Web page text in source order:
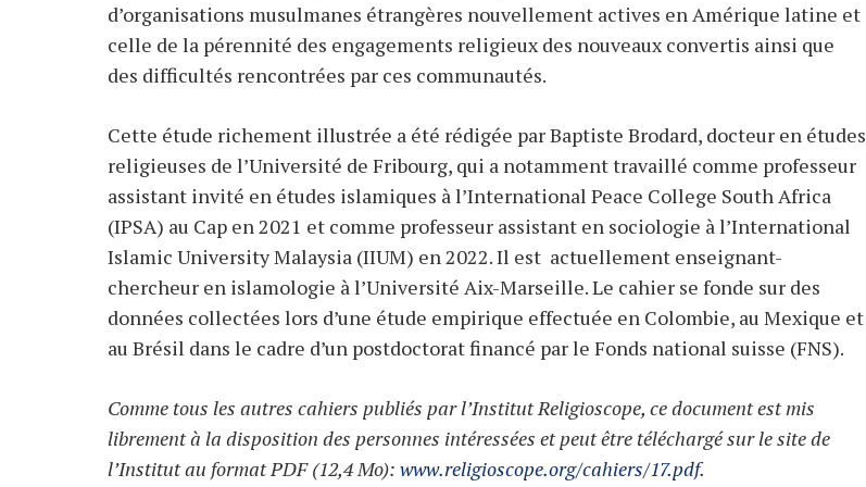
d’organisations musulmanes étrangères nouvellement actives en Amérique latine et
celle de la pérennité des engagements religieux des nouveaux convertis ainsi que
des difficultés rencontrées par ces communautés.
Cette étude richement illustrée a été rédigée par Baptiste Brodard, docteur en études
religieuses de l’Université de Fribourg, qui a notamment travaillé comme professeur
assistant invité en études islamiques à l’International Peace College South Africa
(IPSA) au Cap en 2021 et comme professeur assistant en sociologie à l’International
Islamic University Malaysia (IIUM) en 2022. Il est actuellement enseignant-
chercheur en islamologie à l’Université Aix-Marseille. Le cahier se fonde sur des
données collectées lors d’une étude empirique effectuée en Colombie, au Mexique et
au Brésil dans le cadre d’un postdoctorat financé par le Fonds national suisse (FNS).
Comme tous les autres cahiers publiés par l’Institut Religioscope, ce document est mis
librement à la disposition des personnes intéressées et peut être téléchargé sur le site de
l’Institut au format PDF (12,4 Mo):www.religioscope.org/cahiers/17.pdf.